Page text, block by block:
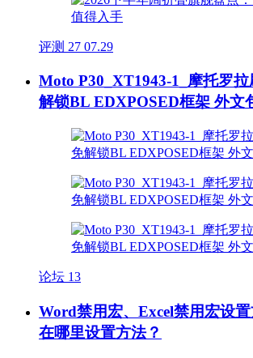
评测 27 07.29
Moto P30_XT1943-1_摩托罗
解锁BL EDXPOSED框架 外文
论坛 13
Word禁用宏、Excel禁用宏设
在哪里设置方法？